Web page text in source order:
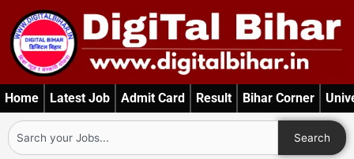
content
Home Latest Job Admit Card Result Bihar Corner
Search
Search